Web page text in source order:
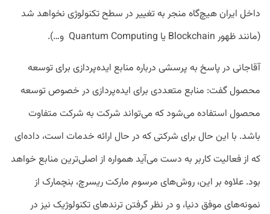
داخل ایران هیچ‌گاه منجر به تغییر در سطح تکنولوژی نخواهد شد
(مانند ظهور Blockchain یا Quantum Computing و…).
آقاجانی در پاسخ به پرسشی درباره منابع ایده‌پردازی برای توسعه
محصول گفت: منابع متعددی برای ایده‌پردازی در خصوص توسعه
محصول استفاده می‌شود که می‌‏تواند شرکت به شرکت متفاوت
باشد. با این حال برای شرکتی که در حال ارائه خدمات است، داده‌‏ای
که از فعالیت کاربر به دست می‌آید همواره از اصلی‌ترین منابع خواهد
بود. علاوه بر این، روش‌‏های مرسوم مارکت ریسرچ، بنچمارک از
نمونه‌‏های موفق دنیا، و در نظر گرفتن ترندهای تکنولوژیک نیز در